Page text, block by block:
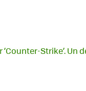
Strike’. Un